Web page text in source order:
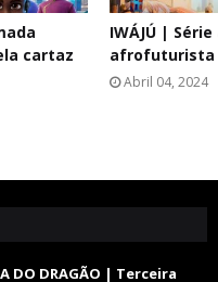
cartaz
IWÁJÚ |
afrofuturista
Abril 04, 2024
DO DRAGÃO | Terceira